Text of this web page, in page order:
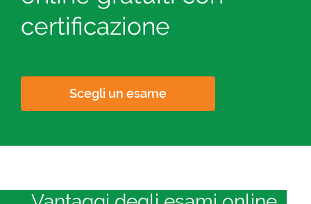
certificazione
Scegli un esame